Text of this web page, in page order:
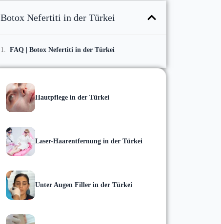
Botox Nefertiti in der Türkei
FAQ | Botox Nefertiti in der Türkei
Hautpflege in der Türkei
Laser-Haarentfernung in der Türkei
Unter Augen Filler in der Türkei